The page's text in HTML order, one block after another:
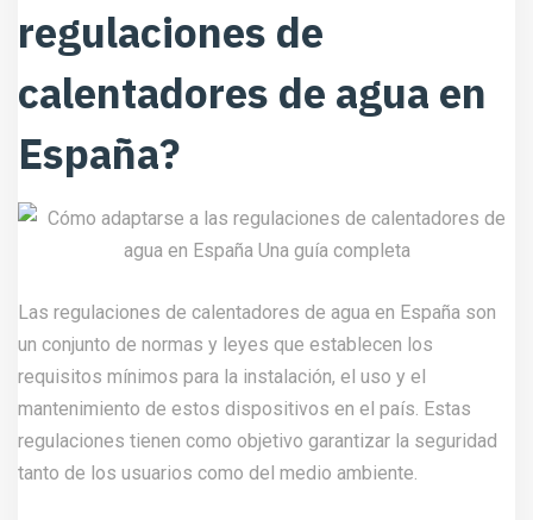
regulaciones de
calentadores de agua en
España?
Las regulaciones de calentadores de agua en España son
un conjunto de normas y leyes que establecen los
requisitos mínimos para la instalación, el uso y el
mantenimiento de estos dispositivos en el país. Estas
regulaciones tienen como objetivo garantizar la seguridad
tanto de los usuarios como del medio ambiente.